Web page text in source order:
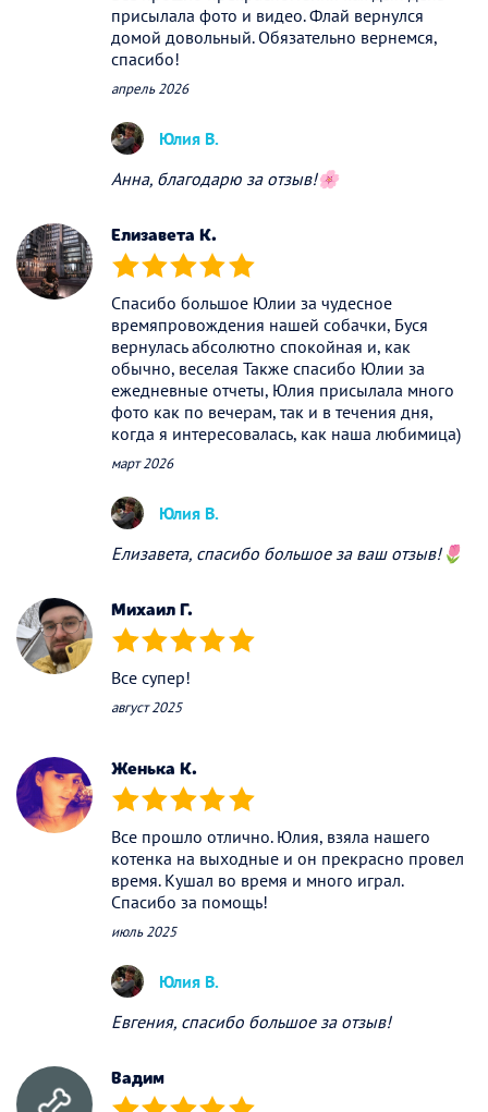
присылала фото и видео. Флай вернулся
домой довольный. Обязательно вернемся,
спасибо!
апрель 2026
Юлия В.
Анна, благодарю за отзыв!🌸
Елизавета К.
(*) (*) (*) (*) (*)
Спасибо большое Юлии за чудесное
времяпровождения нашей собачки, Буся
вернулась абсолютно спокойная и, как
обычно, веселая Также спасибо Юлии за
ежедневные отчеты, Юлия присылала много
фото как по вечерам, так и в течения дня,
когда я интересовалась, как наша любимица)
март 2026
Юлия В.
Елизавета, спасибо большое за ваш отзыв!🌷
Михаил Г.
(*) (*) (*) (*) (*)
Все супер!
август 2025
Женька К.
(*) (*) (*) (*) (*)
Все прошло отлично. Юлия, взяла нашего
котенка на выходные и он прекрасно провел
время. Кушал во время и много играл.
Спасибо за помощь!
июль 2025
Юлия В.
Евгения, спасибо большое за отзыв!
Вадим